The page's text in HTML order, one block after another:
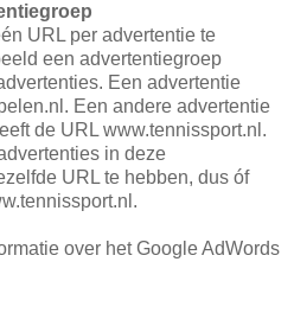
URL per advertentie te
een advertentiegroep
Een advertentie
Een andere advertentie
de URL www.tennissport.nl.
in deze
URL te hebben, dus óf
over het Google AdWords